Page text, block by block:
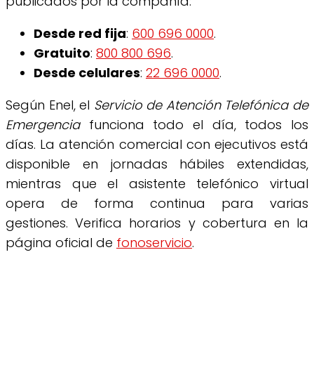
Desde red fija: 600 696 0000.
Gratuito: 800 800 696.
Desde celulares: 22 696 0000.
Según Enel, el Servicio de Atención Telefónica de
Emergenciafunciona todo el día, todos los
días. La atención comercial con ejecutivos está
disponible en jornadas hábiles extendidas,
mientras que el asistente telefónico virtual
opera de forma continua para varias
gestiones. Verifica horarios y cobertura en la
página oficial de fonoservicio.